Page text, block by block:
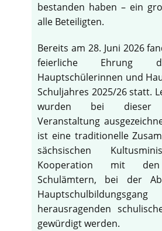
bestanden haben – ein
alle Beteiligten.
Bereits am 28. Juni 2026
feierliche Ehrung
Hauptschülerinnen und
Schuljahres 2025/26 statt.
wurden bei dieser
Veranstaltung
ist eine traditionelle
sächsischen
Kooperation mit den
Schulämtern, bei der
herausragenden
gewürdigt werden.